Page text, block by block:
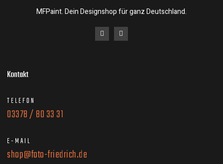
MFPaint. Dein Designshop für ganz Deutschland.
Kontakt
TELEFON
03378 / 80 33 31
E-MAIL
shop@foto-friedrich.de